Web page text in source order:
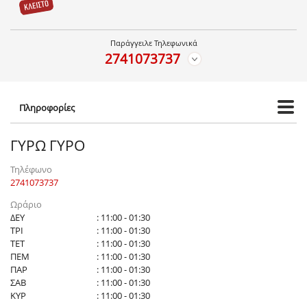
Παράγγειλε Τηλεφωνικά
2741073737
Πληροφορίες
ΓΥΡΩ ΓΥΡΟ
Τηλέφωνο
2741073737
Ωράριο
ΔΕΥ
: 11:00 - 01:30
ΤΡΙ
: 11:00 - 01:30
ΤΕΤ
: 11:00 - 01:30
ΠΕΜ
: 11:00 - 01:30
ΠΑΡ
: 11:00 - 01:30
ΣΑΒ
: 11:00 - 01:30
ΚΥΡ
: 11:00 - 01:30